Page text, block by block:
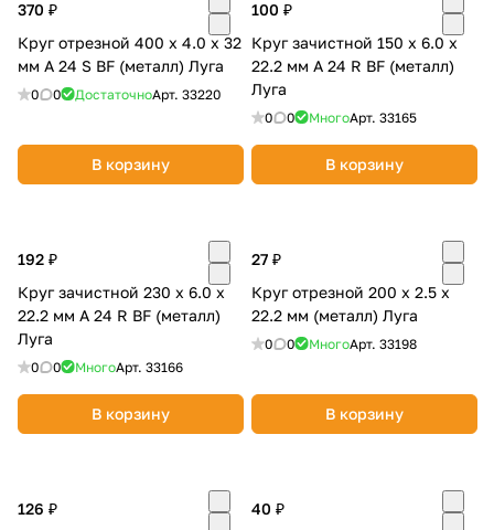
370 ₽
Круг отрезной 400 х 4.0 х 32
мм A 24 S BF (металл) Луга
0 0 ДостаточноАрт. 33220
В корзину
100 ₽
Круг зачистной 150 х 6.0 х
22.2 мм A 24 R BF (металл)
Луга
0 0 МногоАрт. 33165
В корзину
192 ₽
Круг зачистной 230 х 6.0 х
22.2 мм A 24 R BF (металл)
Луга
0 0 МногоАрт. 33166
В корзину
27 ₽
Круг отрезной 200 х 2.5 х
22.2 мм (металл) Луга
0 0 МногоАрт. 33198
В корзину
126 ₽
40 ₽
об оплате Плайтом
25